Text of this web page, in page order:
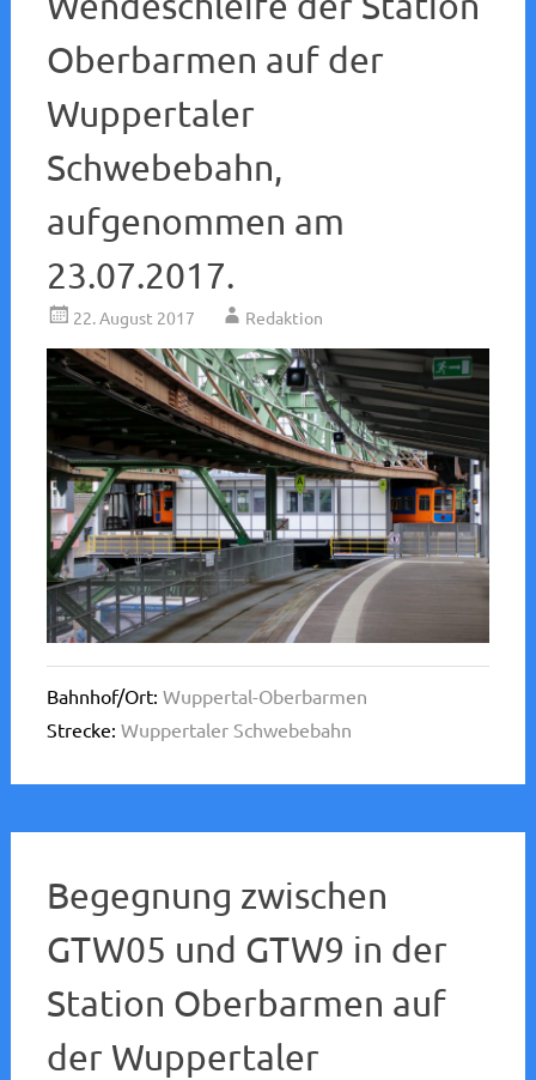
Oberbarmen auf der
Wuppertaler
Schwebebahn,
aufgenommen am
23.07.2017.
22. August 2017 Redaktion
Bahnhof/Ort: Wuppertal-Oberbarmen
Strecke: Wuppertaler Schwebebahn
Begegnung zwischen
GTW05 und GTW9 in der
Station Oberbarmen auf
der Wuppertaler